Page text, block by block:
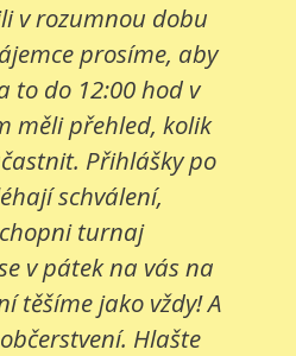
v rozumnou dobu
prosíme, aby
to do 12:00 hod v
měli přehled, kolik
Přihlášky po
schválení,
turnaj
v pátek na vás na
těšíme jako vždy! A
Hlašte